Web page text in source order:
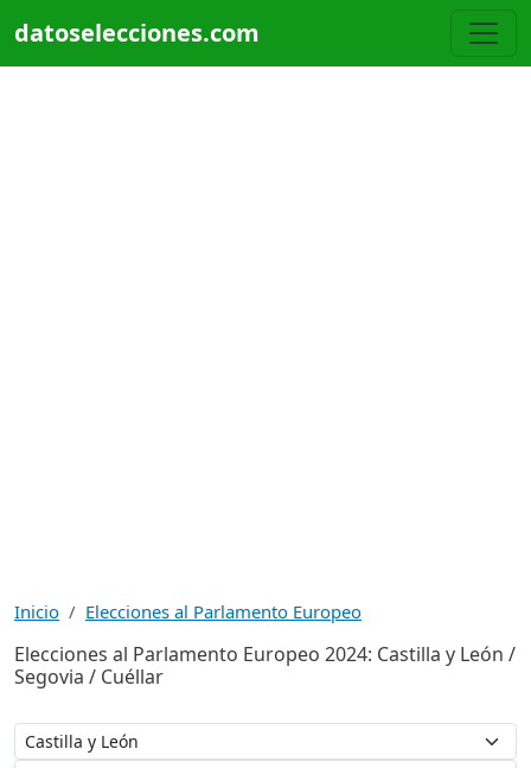
datoselecciones.com
Inicio Elecciones al Parlamento Europeo
Elecciones al Parlamento Europeo 2024: Castilla y León /
Segovia / Cuéllar